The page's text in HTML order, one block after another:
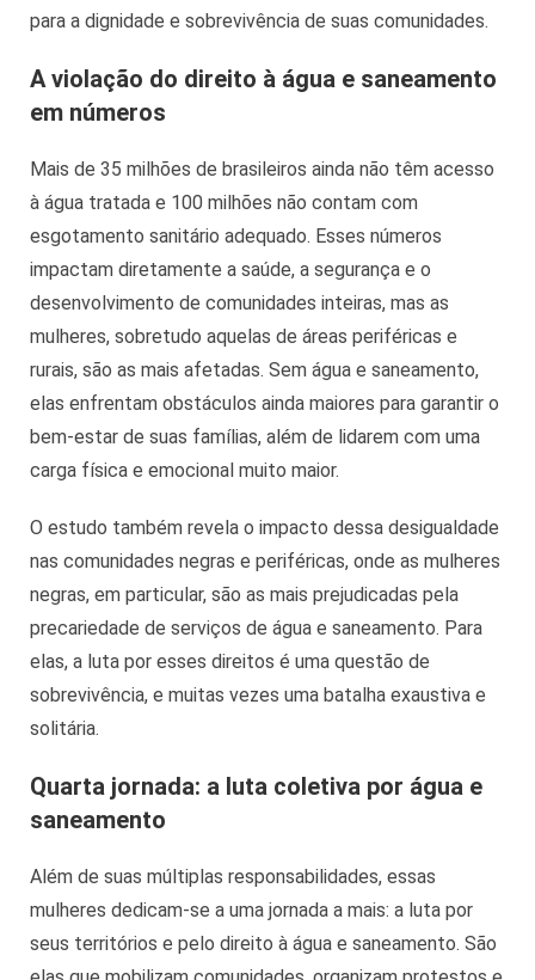
para a dignidade e sobrevivência de suas comunidades.
A violação do direito à água e saneamento
em números
Mais de 35 milhões de brasileiros ainda não têm acesso
à água tratada e 100 milhões não contam com
esgotamento sanitário adequado. Esses números
impactam diretamente a saúde, a segurança e o
desenvolvimento de comunidades inteiras, mas as
mulheres, sobretudo aquelas de áreas periféricas e
rurais, são as mais afetadas. Sem água e saneamento,
elas enfrentam obstáculos ainda maiores para garantir o
bem-estar de suas famílias, além de lidarem com uma
carga física e emocional muito maior.
O estudo também revela o impacto dessa desigualdade
nas comunidades negras e periféricas, onde as mulheres
negras, em particular, são as mais prejudicadas pela
precariedade de serviços de água e saneamento. Para
elas, a luta por esses direitos é uma questão de
sobrevivência, e muitas vezes uma batalha exaustiva e
solitária.
Quarta jornada: a luta coletiva por água e
saneamento
Além de suas múltiplas responsabilidades, essas
mulheres dedicam-se a uma jornada a mais: a luta por
seus territórios e pelo direito à água e saneamento. São